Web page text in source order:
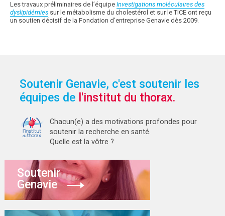
Les travaux préliminaires de l’équipe Investigations moléculaires des
dyslipidémies sur le métabolisme du cholestérol et sur le TICE ont reçu
un soutien décisif de la Fondation d’entreprise Genavie dès 2009.
Soutenir Genavie, c'est soutenir les
équipes de l'institut du thorax.
Chacun(e) a des motivations profondes pour
soutenir la recherche en santé.
Quelle est la vôtre ?
Soutenir
Genavie